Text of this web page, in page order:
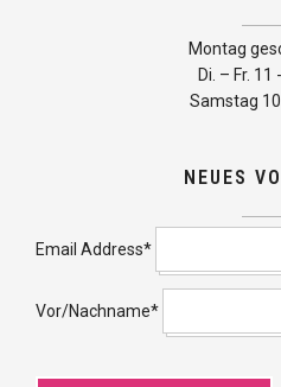
Montag
Di. – Fr. 11
Samstag
NEUES
Email Address*
Vor/Nachname*